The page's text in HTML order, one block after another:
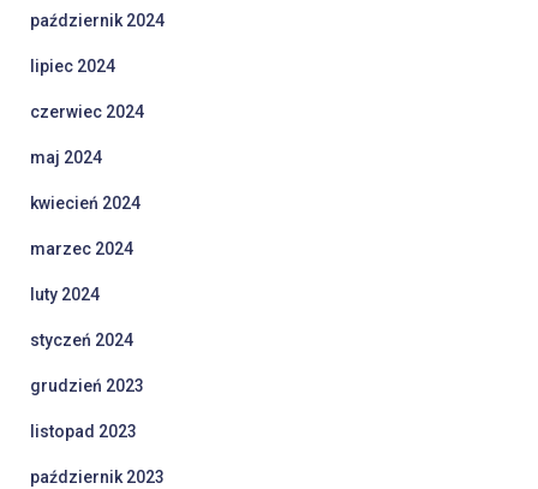
październik 2024
lipiec 2024
czerwiec 2024
maj 2024
kwiecień 2024
marzec 2024
luty 2024
styczeń 2024
grudzień 2023
listopad 2023
październik 2023